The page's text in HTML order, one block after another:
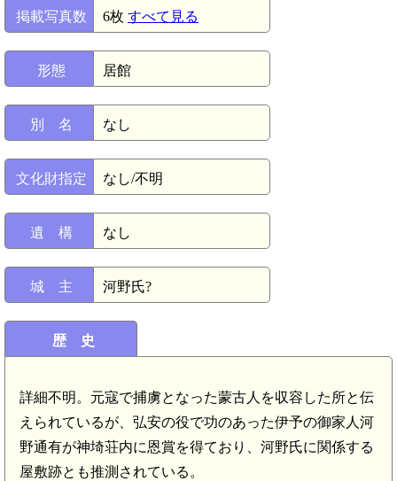
掲載写真数 6枚 すべて見る
形態 居館
別 名 なし
文化財指定 なし/不明
遺 構 なし
城 主 河野氏?
歴 史
詳細不明。元寇で捕虜となった蒙古人を収容した所と伝
えられているが、弘安の役で功のあった伊予の御家人河
野通有が神埼荘内に恩賞を得ており、河野氏に関係する
屋敷跡とも推測されている。